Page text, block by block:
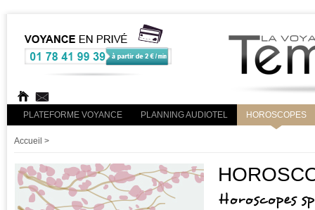
PLATEFORME VOYANCE PLANNING AUDIOTEL HOROSCOPES
Accueil >
Horoscopes